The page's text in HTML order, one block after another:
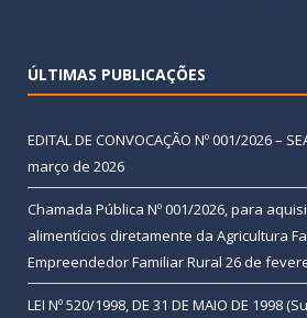
ÚLTIMAS PUBLICAÇÕES
EDITAL DE CONVOCAÇÃO Nº 001/2026 –
março de 2026
Chamada Pública Nº 001/2026, para
alimentícios diretamente da Agricultura
Empreendedor Familiar Rural 26 de
LEI Nº 520/1998, DE 31 DE MAIO DE 1998